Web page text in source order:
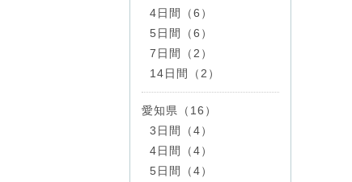
4日間（6）
5日間（6）
7日間（2）
14日間（2）
愛知県（16）
3日間（4）
4日間（4）
5日間（4）